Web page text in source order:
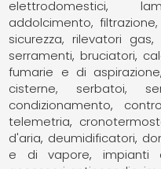
elettrodomestici
addolcimento,
sicurezza, rilevatori gas
serramenti bruciatori
fumarie e di aspirazione
cisterne, serbatoi,
condizionamento
telemetria
d'aria deumidificatori
e di vapore
impianti